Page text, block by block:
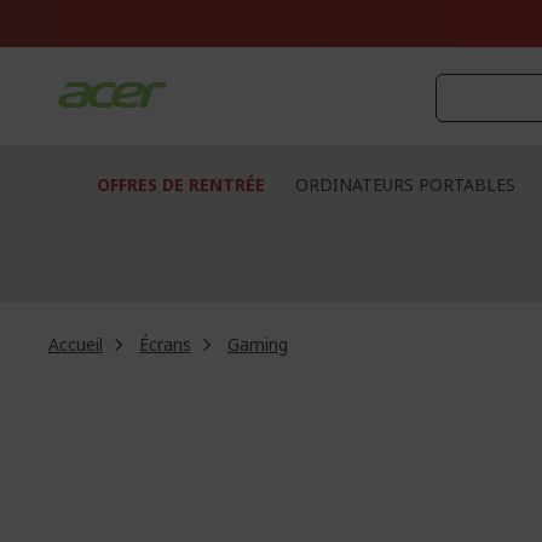
OFFRES DE RENTRÉE ORDINATEURS PORTABLES
Accueil Écrans
Gaming